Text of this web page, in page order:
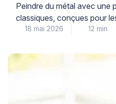
Peindre du métal avec une
classiques, conçues pour
installation à l’écaillage et à
18 mai 2026 12 min